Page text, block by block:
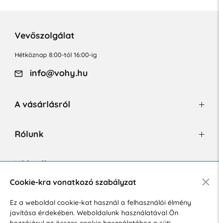
Vevőszolgálat
Hétköznap 8:00-tól 16:00-ig
info@vohy.hu
A vásárlásról
Rólunk
Hírlevél
Hozzájárulok a személyes adatok marketing célú kezeléséhez.
Személyes adatok védelmére vonatkozó szabályzat.
Cookie-kra vonatkozó szabályzat
Ez a weboldal cookie-kat használ a felhasználói élmény
javítása érdekében. Weboldalunk használatával Ön